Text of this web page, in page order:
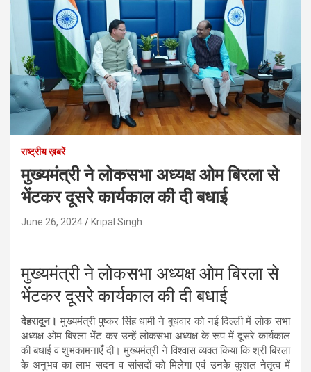
राष्ट्रीय ख़बरें
मुख्यमंत्री ने लोकसभा अध्यक्ष ओम बिरला से
भेंटकर दूसरे कार्यकाल की दी बधाई
June 26, 2024 Kripal Singh
मुख्यमंत्री ने लोकसभा अध्यक्ष ओम बिरला से
भेंटकर दूसरे कार्यकाल की दी बधाई
देहरादून। मुख्यमंत्री पुष्कर सिंह धामी ने बुधवार को नई दिल्ली में लोक सभा
अध्यक्ष ओम बिरला भेंट कर उन्हें लोकसभा अध्यक्ष के रूप में दूसरे कार्यकाल
की बधाई व शुभकामनाएँ दी। मुख्यमंत्री ने विश्वास व्यक्त किया कि श्री बिरला
के अनुभव का लाभ सदन व सांसदों को मिलेगा एवं उनकेे कुशल नेतृत्व में